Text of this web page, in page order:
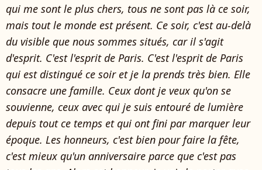
qui me sont le plus chers, tous ne sont pas là ce soir,
mais tout le monde est présent. Ce soir, c'est au-delà
du visible que nous sommes situés, car il s'agit
d'esprit. C'est l'esprit de Paris. C'est l'esprit de Paris
qui est distingué ce soir et je la prends très bien. Elle
consacre une famille. Ceux dont je veux qu'on se
souvienne, ceux avec qui je suis entouré de lumière
depuis tout ce temps et qui ont fini par marquer leur
époque. Les honneurs, c'est bien pour faire la fête,
c'est mieux qu'un anniversaire parce que c'est pas